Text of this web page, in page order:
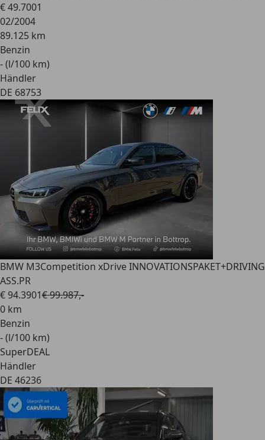
€ 49.7001
02/2004
89.125 km
Benzin
- (l/100 km)
Händler
DE 68753
BMW M3Competition xDrive INNOVATIONSPAKET+DRIVING
ASS.PR
€ 94.3901€ 99.987,-
0 km
Benzin
- (l/100 km)
SuperDEAL
Händler
DE 46236